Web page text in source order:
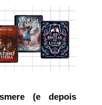
(e depois